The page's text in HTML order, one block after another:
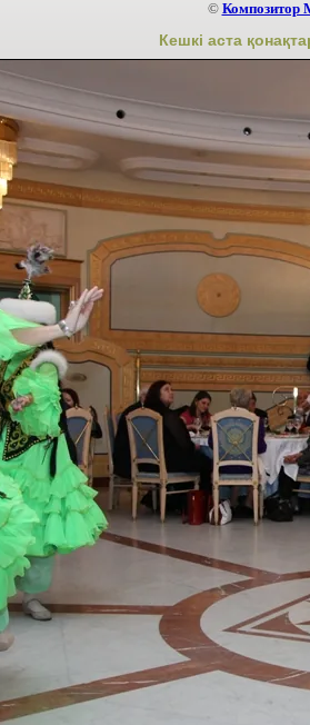
© Композитор
Кешкі аста